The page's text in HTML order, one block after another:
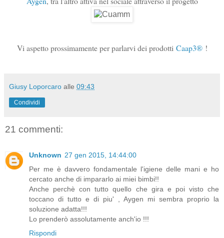
Vi aspetto prossimamente per parlarvi dei prodotti Caap3®!
Giusy Loporcaro alle 09:43
Condividi
21 commenti:
Unknown 27 gen 2015, 14:44:00
Per me è davvero fondamentale l'igiene delle mani e ho
cercato anche di impararlo ai miei bimbi!!
Anche perchè con tutto quello che gira e poi visto che
toccano di tutto e di piu' , Aygen mi sembra proprio la
soluzione adatta!!!
Lo prenderò assolutamente anch'io !!!
Rispondi